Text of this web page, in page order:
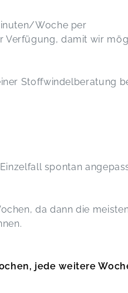
Woche per
damit wir
Stoffwindelberatung
spontan
da dann die
jede weitere